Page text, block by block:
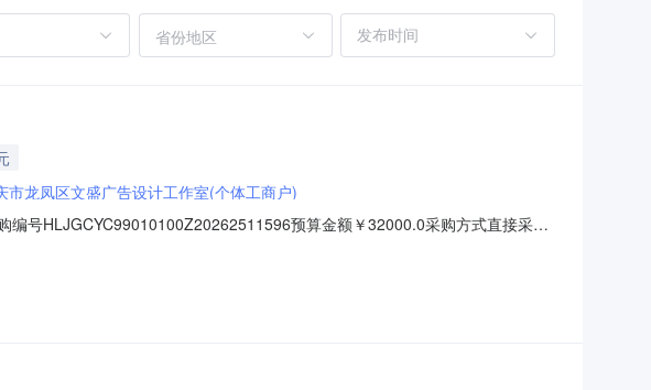
省份地区
市龙凤区文盛广告设计工作室(个体工商户)
号HLJGCYC99010100Z20262511596预算金额￥32000.0采购方式直接采购